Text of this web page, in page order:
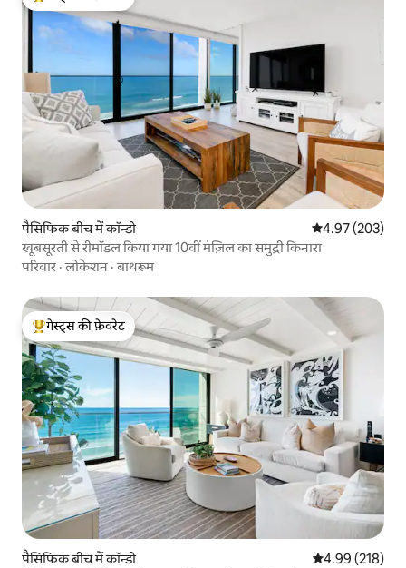
गेस्ट्स का टॉप फ़ेवरेट
पैसिफिक बीच में कॉन्डो औसत रेटिंग 5 में से
4.97 (203)
खूबसूरती से रीमॉडल किया गया 10वीं मंज़िल का समुद्री किनारा
परिवार ·लोकेशन ·बाथरूम
गेस्ट्स का टॉप फ़ेवरेट
गेस्ट्स की फ़ेवरेट
पैसिफिक बीच में कॉन्डो औसत रेटिंग 5 में से
4.99 (218)